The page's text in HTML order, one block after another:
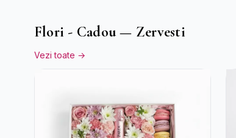
Flori - Cadou — Zervesti
Vezi toate →